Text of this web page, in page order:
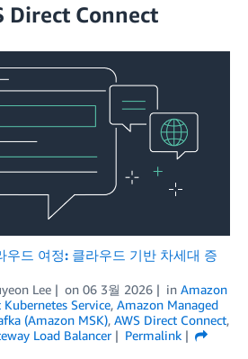
Direct Connect
우드 여정: 클라우드 기반 차세대 증
Lee on 06 3월 2026 in Amazon
Service, Amazon Managed
(Amazon MSK), AWS Direct Connect,
Load Balancer
Permalink